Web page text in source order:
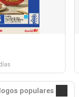
populares